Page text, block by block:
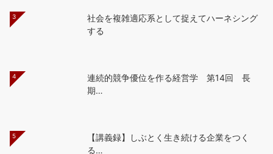
3
社会を複雑適応系として捉えてハーネシング
する
4
連続的競争優位を作る経営学 第14回 長
期…
5
【講義録】しぶとく生き続ける企業をつく
る…